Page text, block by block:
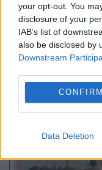
your opt-out. You
disclosure of your
IAB’s list of
also be disclosed by
Downstream
CONFIRM
Data Deletion
Schema de
fără proces.